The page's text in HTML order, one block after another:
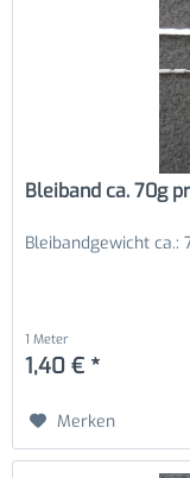
Bleiband ca. 70g
Bleibandgewicht
1 Meter
1,40 € *
Merken